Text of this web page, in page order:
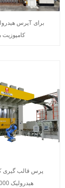
کامپوزیت
پرس قالب گیری
هیدرولیک 5000 تن